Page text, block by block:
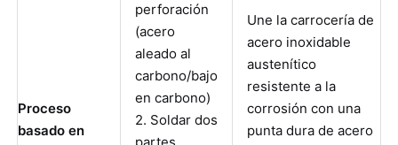
Proceso
basado en
perforación
(acero
aleado al
carbono/bajo
en carbono)
2. Soldar dos
Une la carrocería de
acero inoxidable
austenítico
resistente a la
corrosión con una
punta dura de acero